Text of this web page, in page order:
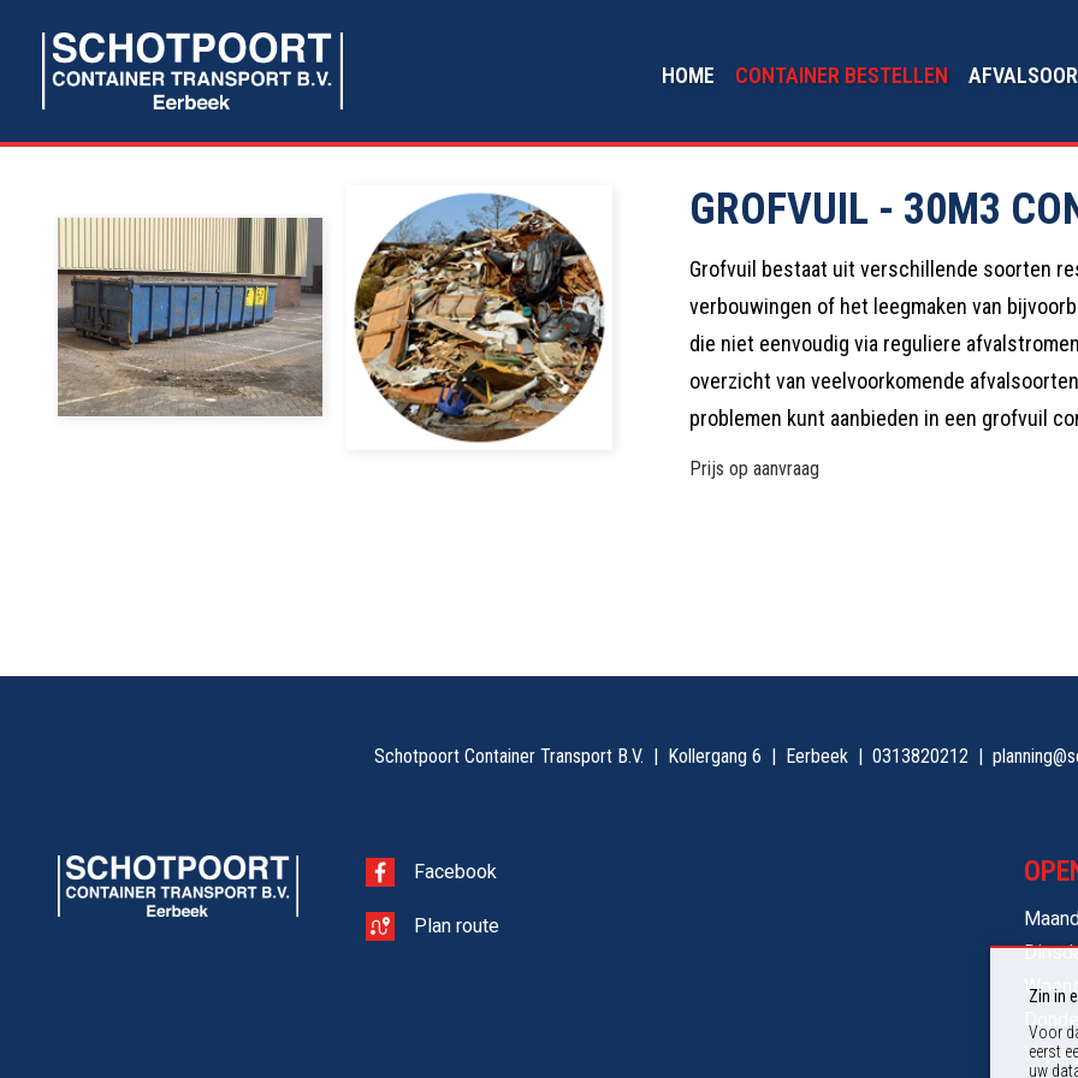
HOME CONTAINER BESTELLEN
GROFVUIL - 30M3
Grofvuil bestaat uit verschillende soorten
verbouwingen of het leegmaken van
die niet eenvoudig via reguliere
overzicht van veelvoorkomende
problemen kunt aanbieden in een grofvuil
Prijs op aanvraag
Schotpoort Container Transport B.V. Kollergang 6 Eerbeek 0313820212
Facebook
Plan route
Zin in
Voor
eerst
uw